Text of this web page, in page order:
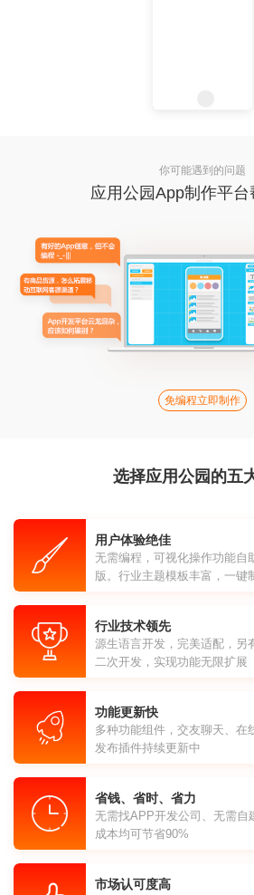
你可能遇到的问题
应用公园App制作平
免编程立即制作
选择应用公园的五
用户体验绝佳
无需编程，可视化操作功能自
版。行业主题模板丰富，一键
行业技术领先
源生语言开发，完美适配，另
二次开发，实现功能无限扩展
功能更新快
多种功能组件，交友聊天、在
发布插件持续更新中
省钱、省时、省力
无需找APP开发公司、无需自
成本均可节省90%
市场认可度高